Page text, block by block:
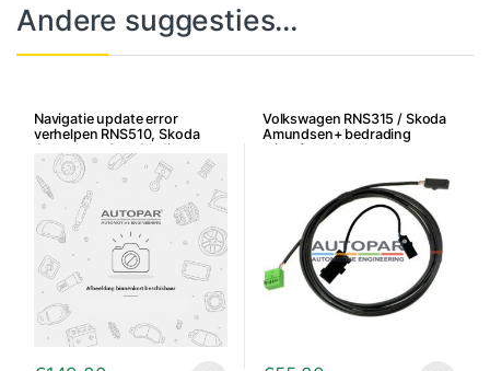
Andere suggesties…
Navigatie update error
verhelpen RNS510, Skoda
Columbus, Seat Mediasystem
Volkswagen RNS315 / Skoda
Amundsen+ bedrading
microfoon kabel set